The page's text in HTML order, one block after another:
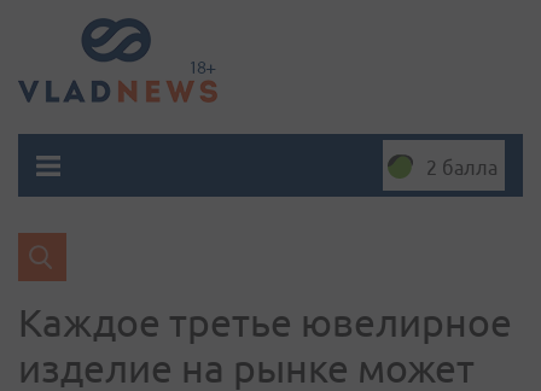
2 балла
Каждое третье ювелирное
изделие на рынке может